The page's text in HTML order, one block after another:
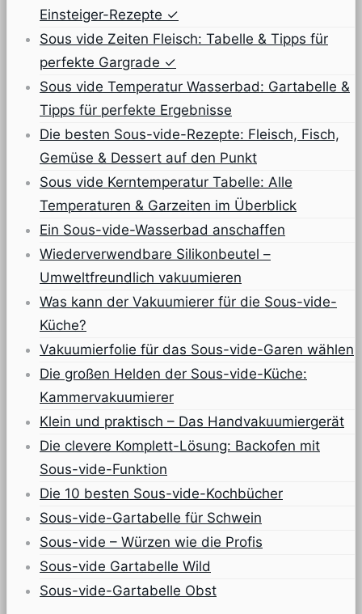
Einsteiger-Rezepte ✓
Sous vide Zeiten Fleisch: Tabelle & Tipps für
perfekte Gargrade ✓
Sous vide Temperatur Wasserbad: Gartabelle &
Tipps für perfekte Ergebnisse
Die besten Sous-vide-Rezepte: Fleisch, Fisch,
Gemüse & Dessert auf den Punkt
Sous vide Kerntemperatur Tabelle: Alle
Temperaturen & Garzeiten im Überblick
Ein Sous-vide-Wasserbad anschaffen
Wiederverwendbare Silikonbeutel –
Umweltfreundlich vakuumieren
Was kann der Vakuumierer für die Sous-vide-
Küche?
Vakuumierfolie für das Sous-vide-Garen wählen
Die großen Helden der Sous-vide-Küche:
Kammervakuumierer
Klein und praktisch – Das Handvakuumiergerät
Die clevere Komplett-Lösung: Backofen mit
Sous-vide-Funktion
Die 10 besten Sous-vide-Kochbücher
Sous-vide-Gartabelle für Schwein
Sous-vide – Würzen wie die Profis
Sous-vide Gartabelle Wild
Sous-vide-Gartabelle Obst